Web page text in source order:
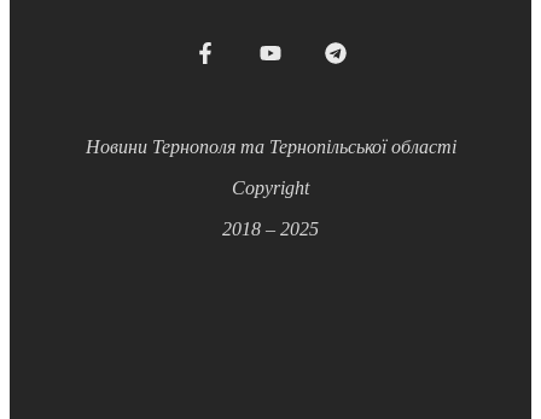
Новини Тернополя та Тернопільської області
Copyright
2018 – 2025